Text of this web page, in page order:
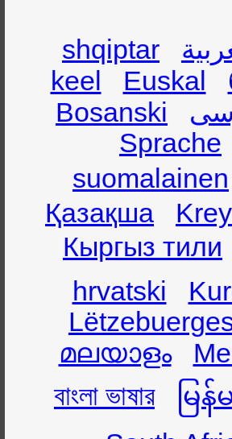
shqiptar
keel
Euskal
Bosanski
Sprache
suomalainen
Қазақша
Кыргыз тили
hrvatski
മലയാളം
বাংলা ভাষার
မြန်